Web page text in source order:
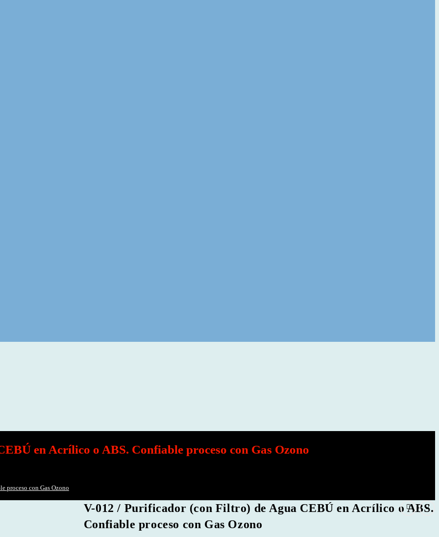
en Acrílico o ABS. Confiable proceso con Gas Ozono
proceso con Gas Ozono
V-012 / Purificador (con Filtro) de Agua CEBÚ en Acrílico o ABS.
Confiable proceso con Gas Ozono